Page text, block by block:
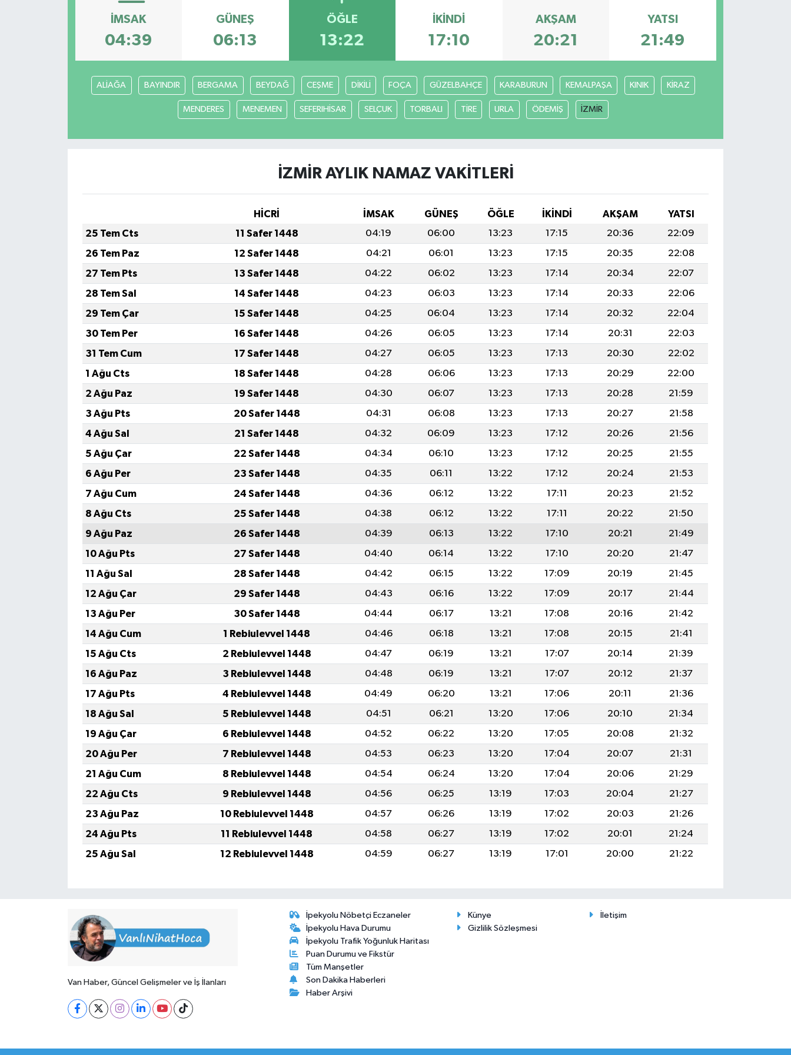
İMSAK
04:39
GÜNEŞ
06:13
ÖĞLE
13:22
İKINDI
17:10
AKŞAM
20:21
YATSI
21:49
ALİAĞA BAYINDIR BERGAMA BEYDAĞ CEŞME DİKİLİ FOÇA GÜZELBAHÇE KARABURUN KEMALPAŞA KINIK KİRAZ
MENDERES MENEMEN SEFERIHİSAR SELÇUK TORBALI TİRE URLA ÖDEMİŞ İZMİR
İZMİR AYLIK NAMAZ VAKITLERI
HİCRİ İMSAK GÜNEŞ ÖĞLE İKINDI AKŞAM
YATSI
25 Tem Cts
11 Safer 1448 04:19 06:00 13:23 17:15 20:36
22:09
26 Tem Paz
12 Safer 1448 04:21 06:01 13:23 17:15 20:35
22:08
27 Tem Pts
13 Safer 1448 04:22 06:02 13:23 17:14 20:34
22:07
28 Tem Sal
14 Safer 1448 04:23 06:03 13:23 17:14 20:33
22:06
29 Tem Çar
15 Safer 1448 04:25 06:04 13:23 17:14 20:32
22:04
30 Tem Per
16 Safer 1448 04:26 06:05 13:23 17:14 20:31
22:03
31 Tem Cum
17 Safer 1448 04:27 06:05 13:23 17:13 20:30
22:02
1 Ağu Cts
18 Safer 1448 04:28 06:06 13:23 17:13 20:29
22:00
2 Ağu Paz
19 Safer 1448 04:30 06:07 13:23 17:13 20:28
21:59
3 Ağu Pts
20 Safer 1448 04:31 06:08 13:23 17:13 20:27
21:58
4 Ağu Sal
21 Safer 1448 04:32 06:09 13:23 17:12 20:26
21:56
5 Ağu Çar
22 Safer 1448 04:34 06:10 13:23 17:12 20:25
21:55
6 Ağu Per
23 Safer 1448 04:35 06:11 13:22 17:12 20:24
21:53
7 Ağu Cum
24 Safer 1448 04:36 06:12 13:22 17:11 20:23
21:52
8 Ağu Cts
25 Safer 1448 04:38 06:12 13:22 17:11 20:22
21:50
9 Ağu Paz
26 Safer 1448 04:39 06:13 13:22 17:10 20:21
21:49
10 Ağu Pts
27 Safer 1448 04:40 06:14 13:22 17:10 20:20
21:47
11 Ağu Sal
28 Safer 1448 04:42 06:15 13:22 17:09 20:19
21:45
12 Ağu Çar
29 Safer 1448 04:43 06:16 13:22 17:09 20:17
21:44
13 Ağu Per
30 Safer 1448 04:44 06:17 13:21 17:08 20:16
21:42
14 Ağu Cum
1 Rebiulevvel 1448 04:46 06:18 13:21 17:08 20:15
21:41
15 Ağu Cts
2 Rebiulevvel 1448 04:47 06:19 13:21 17:07 20:14
21:39
16 Ağu Paz
3 Rebiulevvel 1448 04:48 06:19 13:21 17:07 20:12
21:37
17 Ağu Pts
4 Rebiulevvel 1448 04:49 06:20 13:21 17:06 20:11
21:36
18 Ağu Sal
5 Rebiulevvel 1448 04:51 06:21 13:20 17:06 20:10
21:34
19 Ağu Çar
6 Rebiulevvel 1448 04:52 06:22 13:20 17:05 20:08
21:32
20 Ağu Per
7 Rebiulevvel 1448 04:53 06:23 13:20 17:04 20:07
21:31
21 Ağu Cum
8 Rebiulevvel 1448 04:54 06:24 13:20 17:04 20:06
21:29
22 Ağu Cts
9 Rebiulevvel 1448 04:56 06:25 13:19 17:03 20:04
21:27
23 Ağu Paz
10 Rebiulevvel 1448 04:57 06:26 13:19 17:02 20:03
21:26
24 Ağu Pts
11 Rebiulevvel 1448 04:58 06:27 13:19 17:02 20:01
21:24
25 Ağu Sal
12 Rebiulevvel 1448 04:59 06:27 13:19 17:01 20:00 21:22
Van Haber, Güncel Gelişmeler ve İş İlanları
İpekyolu Nöbetçi Eczaneler
İpekyolu Hava Durumu
İpekyolu Trafik Yoğunluk Haritası
Puan Durumu ve Fikstür
Tüm Manşetler
Son Dakika Haberleri
Haber Arşivi
Künye
İletişim
Gizlilik Sözleşmesi